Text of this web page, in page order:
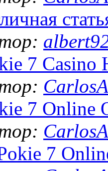
7 Casino
7 Online
7